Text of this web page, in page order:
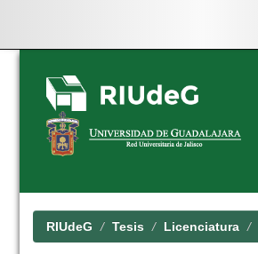
Skip
navigation
RIUdeG Tesis Licenciatura